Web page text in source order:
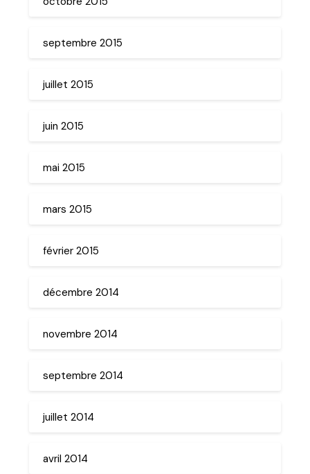
septembre 2015
juillet 2015
juin 2015
mai 2015
mars 2015
février 2015
décembre 2014
novembre 2014
septembre 2014
juillet 2014
avril 2014